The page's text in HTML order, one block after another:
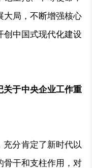
大局，不断增强核心
创中国式现代化建设
关于中央企业工作重
充分肯定了新时代以
骨干和支柱作用，对